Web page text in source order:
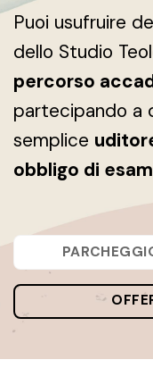
Puoi usufruire
dello Studio
percorso
partecipando a
semplice
obbligo di